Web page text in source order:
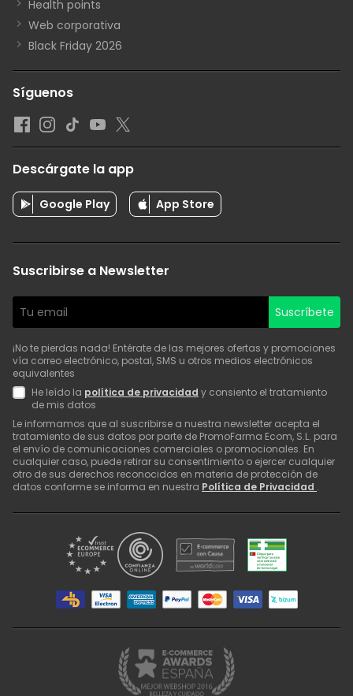
Health points
Web corporativa
Black Friday 2026
Síguenos
Descárgate la app
Google Play App Store
Suscribirse a Newsletter
Suscríbete
¡No te pierdas nada! Entérate de las mejores ofertas y promociones
vía correo electrónico, postal, SMS u otros medios electrónicos
equivalentes
He leído la política de privacidad y consiento el tratamiento
de mis datos
Le informamos que al suscribirse a nuestra newsletter acepta el
tratamiento de sus datos por parte de PromoFarma Ecom, S.L. para
el envío de comunicaciones comerciales o promocionales. En
cualquier caso, puede retirar su consentimiento o ejercer cualquier
otro de sus derechos reconocidos en materia de protección de
datos conforme se informa en nuestra Política de Privacidad .